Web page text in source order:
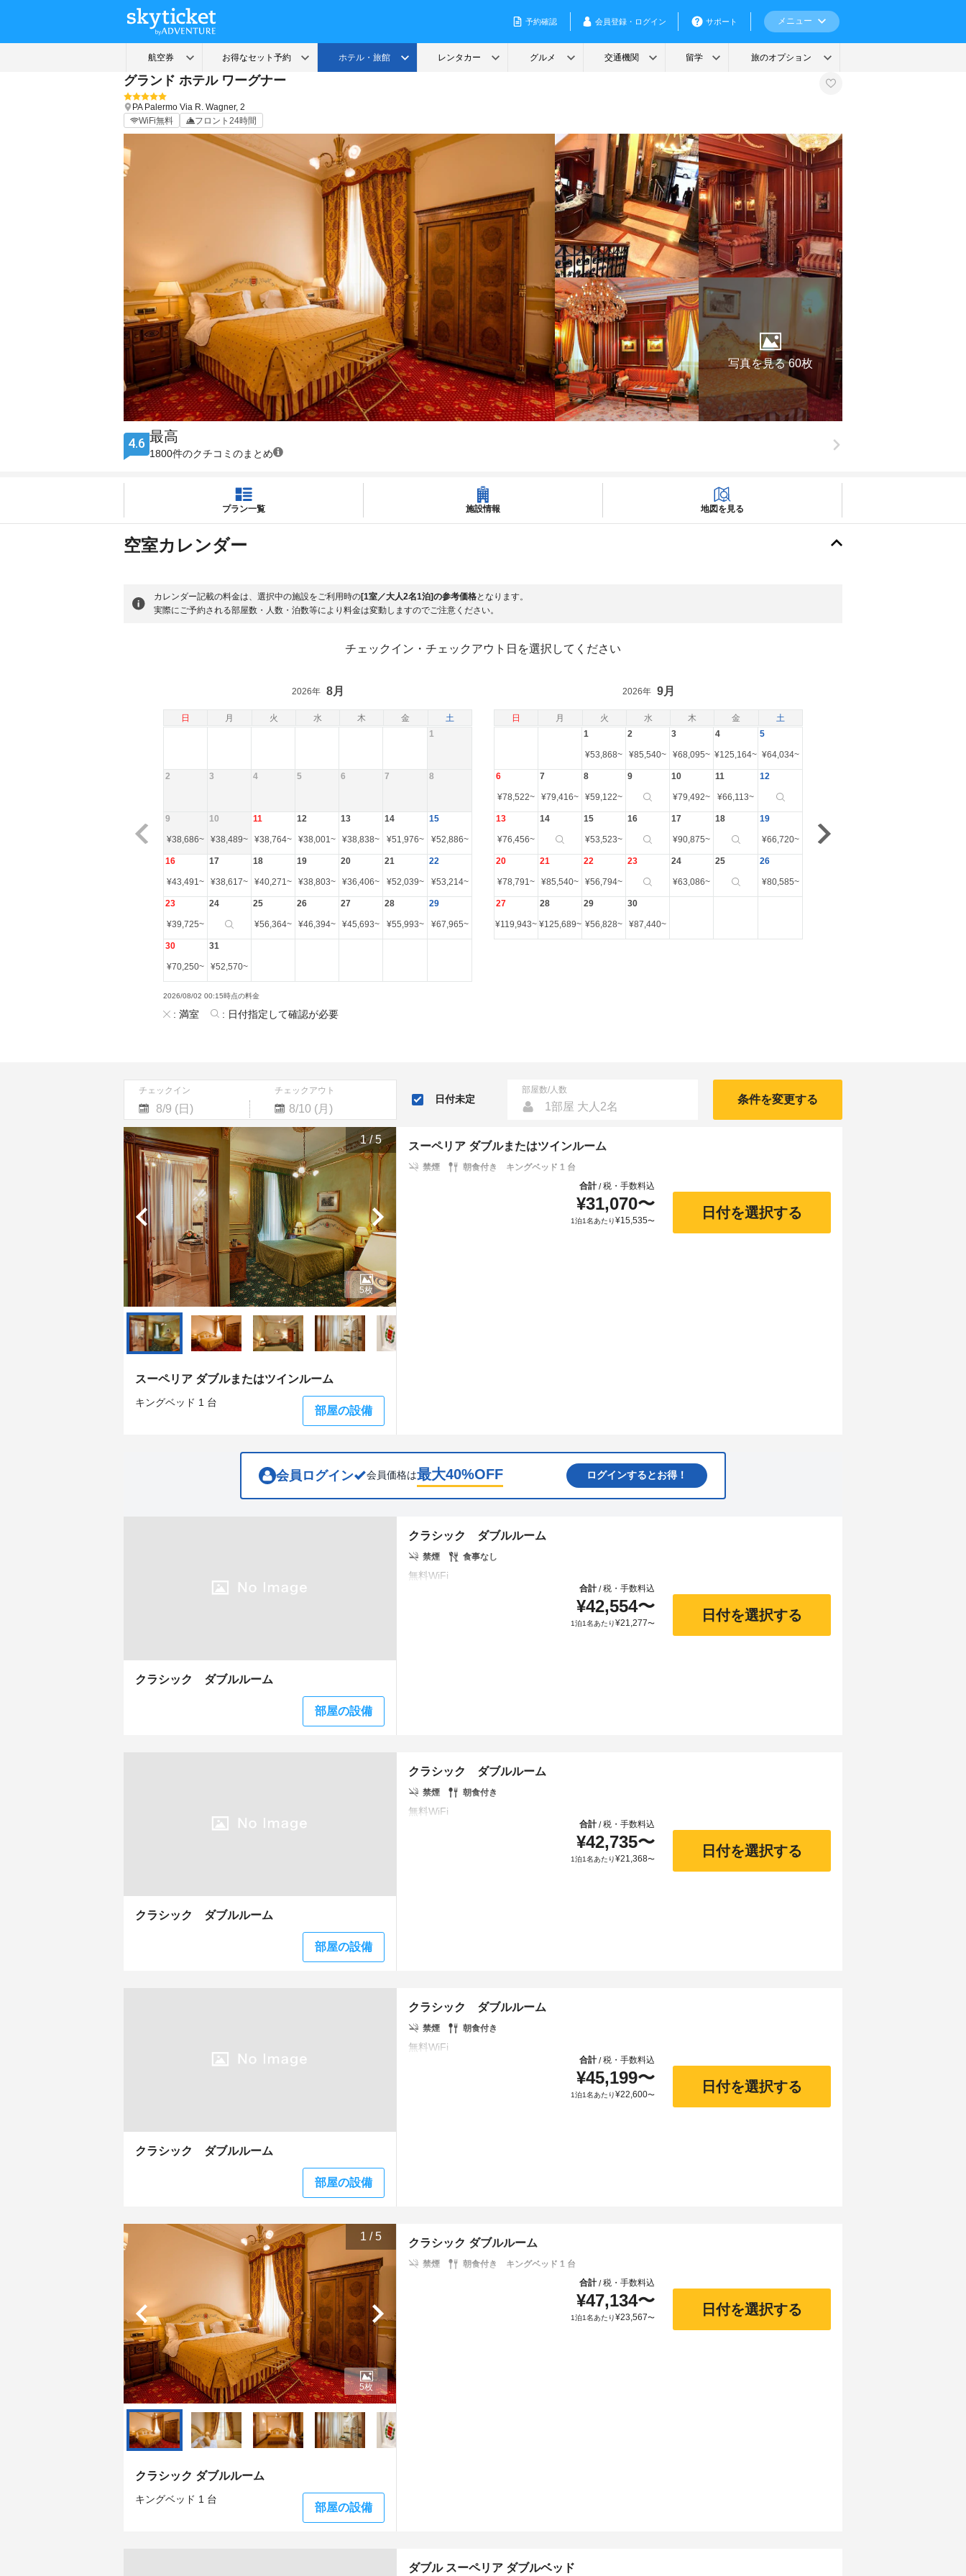
グランド ホテル ワーグナー
PA Palermo Via R. Wagner, 2
WiFi無料
フロント24時間
写真を見る 60枚
4.6 最高
1800件のクチコミのまとめ
プラン一覧 施設情報 地図を見る
空室カレンダー
カレンダー記載の料金は、選択中の施設をご利用時の[1室／大人2名1泊]の参考価格となります。
実際にご予約される部屋数・人数・泊数等により料金は変動しますのでご注意ください。
チェックイン・チェックアウト日を選択してください
日 月 火 水 木 金 土 日 月 火 水 木 金 土
2026年 8月
1
2 3 4 5 6 7 8
9
¥38,686~
10
¥38,489~
11
¥38,764~
12
¥38,001~
13
¥38,838~
14
¥51,976~
15
¥52,886~
16
¥43,491~
17
¥38,617~
18
¥40,271~
19
¥38,803~
20
¥36,406~
21
¥52,039~
22
¥53,214~
23
¥39,725~
24 25
¥56,364~
26
¥46,394~
27
¥45,693~
28
¥55,993~
29
¥67,965~
30
¥70,250~
31
¥52,570~
2026年 9月
1
¥53,868~
2
¥85,540~
3
¥68,095~
4
¥125,164~
5
¥64,034~
6
¥78,522~
7
¥79,416~
8
¥59,122~
9 10
¥79,492~
11
¥66,113~
12
13
¥76,456~
14 15
¥53,523~
16 17
¥90,875~
18 19
¥66,720~
20
¥78,791~
21
¥85,540~
22
¥56,794~
23 24
¥63,086~
25 26
¥80,585~
27
¥119,943~
28
¥125,689~
29
¥56,828~
30
¥87,440~
2026/08/02 00:15時点の料金
: 満室 : 日付指定して確認が必要
チェックイン チェックアウト
Navigate
forward
to
interact
with
the
calendar
and
select
a
date.
Press
the
question
mark
key
to
get
the
shortcuts
changing
Navigate
backward
interact
with
the
calendar
and
select
a
date.
Press
the
question
mark
key
to
get
shortcuts
changing
日付未定
部屋数/人数
1部屋 大人2名
条件を変更する
1/5
スーペリア ダブルまたはツインルーム
キングベッド 1 台
部屋の設備
5枚
スーペリア ダブルまたはツインルーム
禁煙 朝食付き
キングベッド 1 台
合計/税・手数料込
¥31,070〜
1泊1名あたり¥15,535〜
日付を選択する
会員ログイン 会員価格は最大40%OFF ログインするとお得！
クラシック ダブルルーム
部屋の設備
クラシック ダブルルーム
禁煙 食事なし
合計/税・手数料込
¥42,554〜
1泊1名あたり¥21,277〜
日付を選択する
クラシック ダブルルーム
部屋の設備
クラシック ダブルルーム
禁煙 朝食付き
合計/税・手数料込
¥42,735〜
1泊1名あたり¥21,368〜
日付を選択する
クラシック ダブルルーム
部屋の設備
クラシック ダブルルーム
禁煙 朝食付き
合計/税・手数料込
¥45,199〜
1泊1名あたり¥22,600〜
日付を選択する
1 /5
クラシック ダブルルーム
キングベッド 1 台
部屋の設備
5枚
クラシック ダブルルーム
禁煙 朝食付き
キングベッド 1 台
合計/税・手数料込
¥47,134〜
1泊1名あたり¥23,567〜
日付を選択する
ダブル スーペリア ダブルベッド